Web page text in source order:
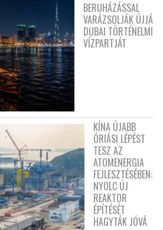
BERUHÁZÁSSAL
VARÁZSOLJÁK ÚJJÁ
DUBAI TÖRTÉNELMI
VÍZPARTJÁT
KÍNA ÚJABB
ÓRIÁSI LÉPÉST
TESZ AZ
ATOMENERGIA
FEJLESZTÉSÉBEN:
NYOLC ÚJ
REAKTOR
ÉPÍTÉSÉT
HAGYTÁK JÓVÁ